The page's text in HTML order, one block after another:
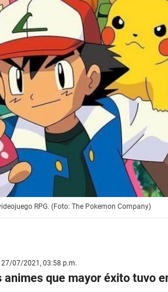
RPG. (Foto: The Pokemon Company)
07/2021, 03:58 p.m.
que mayor éxito tuvo